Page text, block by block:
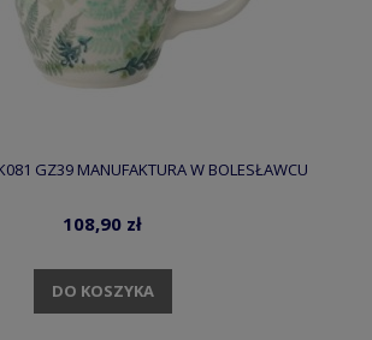
GZ39 MANUFAKTURA W BOLESŁAWCU
108,90 zł
DO KOSZYKA